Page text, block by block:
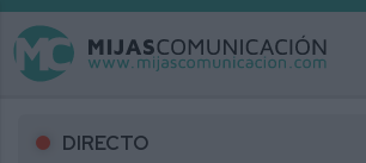
DIRECTO